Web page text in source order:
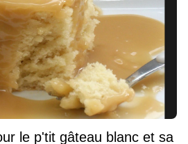
le p'tit gâteau blanc et sa